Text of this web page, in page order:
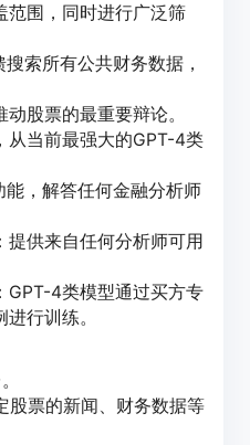
范围，同时进行广泛筛
索所有公共财务数据，
股票的最重要辩论。
从当前最强大的GPT-4类
，解答任何金融分析师
提供来自任何分析师可用
GPT-4类模型通过买方专
行训练。
股票的新闻、财务数据等